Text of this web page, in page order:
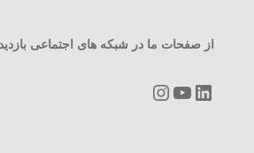
از صفحات ما در شبکه های اجتماعی بازدید
LinkedIn
YouTube
Instagram